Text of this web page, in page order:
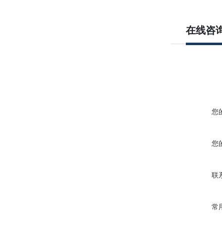
在线咨
您
您
联
常